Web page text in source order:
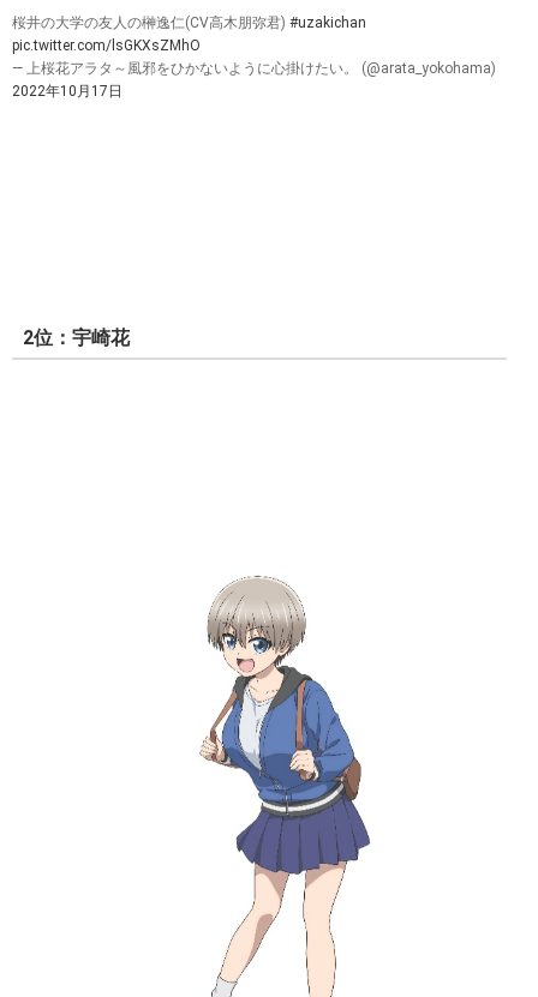
桜井の大学の友人の榊逸仁(CV高木朋弥君) #uzakichan
pic.twitter.com/lsGKXsZMhO
— 上桜花アラタ～風邪をひかないように心掛けたい。 (@arata_yokohama)
2022年10月17日
2位：宇崎花